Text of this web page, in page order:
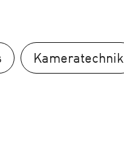
Kameratechnik